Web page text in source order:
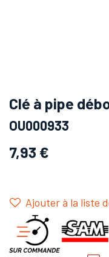
Clé à pipe
OU000933
7,93 €
Ajouter à la liste